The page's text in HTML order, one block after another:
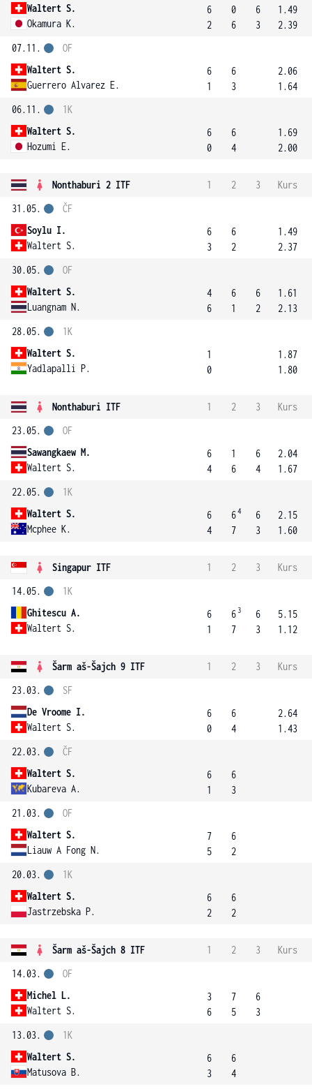
Waltert S.
Okamura K.
6
2
0
6
6
3
1.49
2.39
07.11.
Waltert S.
Guerrero Alvarez E.
OF
6
1
6
3
2.06
1.64
06.11.
Waltert S.
Hozumi E.
1K
6
0
6
4
1.69
2.00
Nonthaburi 2 ITF 1 2 3
Kurs
31.05.
Soylu I.
Waltert S.
ČF
6
3
6
2
1.49
2.37
30.05.
Waltert S.
Luangnam N.
OF
4
6
6
1
6
2
1.61
2.13
28.05.
Waltert S.
Yadlapalli P.
1K
1
0
1.87
1.80
Nonthaburi ITF 1 2 3
Kurs
23.05.
Sawangkaew M.
Waltert S.
OF
6
4
1
6
6
4
2.04
1.67
22.05.
Waltert S.
Mcphee K.
1K
6
4
64
7
6
3
2.15
1.60
Singapur ITF 1 2 3
Kurs
14.05.
Ghitescu A.
Waltert S.
1K
6
1
6 3
7
6
3
5.15
1.12
Šarm aš-Šajch 9 ITF 1 2 3
Kurs
23.03.
De Vroome I.
Waltert S.
SF
6
0
6
4
2.64
1.43
22.03.
Waltert S.
Kubareva A.
ČF
6
1
6
3
21.03.
Waltert S.
Liauw A Fong N.
OF
7
5
6
2
20.03.
Waltert S.
Jastrzebska P.
1K
6
2
6
2
Šarm aš-Šajch 8 ITF 1 2 3
Kurs
14.03.
Michel L.
Waltert S.
OF
3
6
7
5
6
3
13.03.
Waltert S.
Matusova B.
1K
6
3
6
4